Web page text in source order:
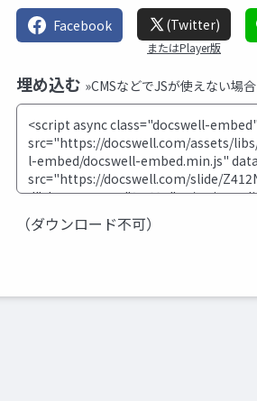
Facebook (Twitter)
またはPlayer版
埋め込む »CMSなどでJSが使えない場合
（ダウンロード不可）